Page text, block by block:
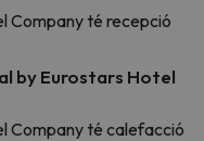
Company té recepció
by Eurostars Hotel
Company té calefacció